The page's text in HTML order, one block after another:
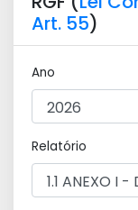
Art. 55)
Ano
Relatório